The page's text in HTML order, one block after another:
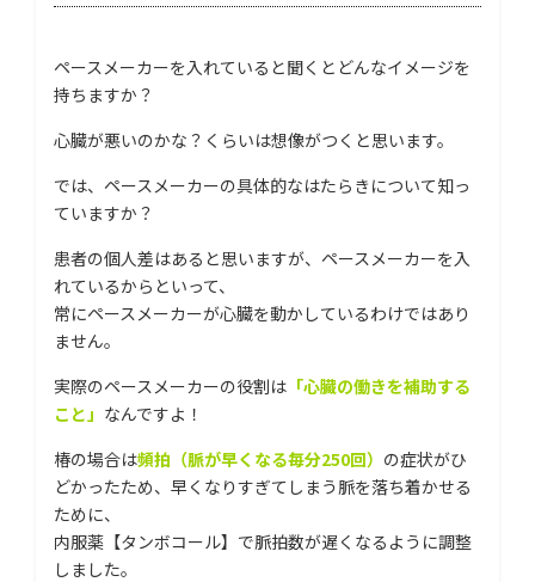
ペースメーカーを入れていると聞くとどんなイメージを
持ちますか？
心臓が悪いのかな？くらいは想像がつくと思います。
では、ペースメーカーの具体的なはたらきについて知っ
ていますか？
患者の個人差はあると思いますが、ペースメーカーを入
れているからといって、
常にペースメーカーが心臓を動かしているわけではあり
ません。
実際のペースメーカーの役割は 「心臓の働きを補助する
こと」 なんですよ！
椿の場合は頻拍（脈が早くなる毎分250回） の症状がひ
どかったため、早くなりすぎてしまう脈を落ち着かせる
ために、
内服薬【タンボコール】で脈拍数が遅くなるように調整
しました。